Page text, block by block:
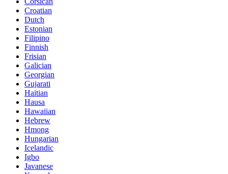
Croatian
Dutch
Estonian
Filipino
Finnish
Frisian
Galician
Georgian
Gujarati
Haitian
Hausa
Hawaiian
Hebrew
Hmong
Hungarian
Icelandic
Igbo
Javanese